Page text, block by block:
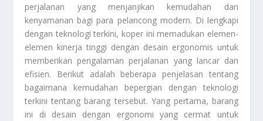
perjalanan yang menjanjikan kemudahan dan
kenyamanan bagi para pelancong modern. Di lengkapi
dengan teknologi terkini, koper ini memadukan elemen-
elemen kinerja tinggi dengan desain ergonomis untuk
memberikan pengalaman perjalanan yang lancar dan
efisien. Berikut adalah beberapa penjelasan tentang
bagaimana kemudahan bepergian dengan teknologi
terkini tentang barang tersebut. Yang pertama, barang
ini di desain dengan ergonomi yang cermat untuk